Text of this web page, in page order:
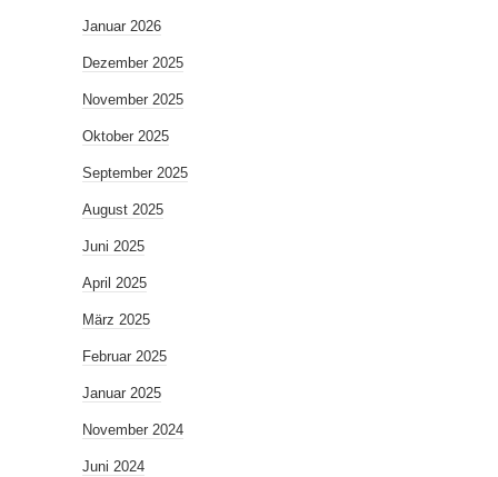
Januar 2026
Dezember 2025
November 2025
Oktober 2025
September 2025
August 2025
Juni 2025
April 2025
März 2025
Februar 2025
Januar 2025
November 2024
Juni 2024